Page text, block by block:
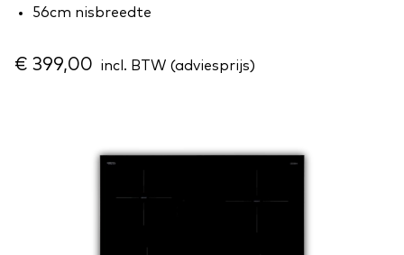
56cm nisbreedte
€ 399,00 incl. BTW (adviesprijs)